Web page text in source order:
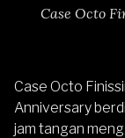
Case Octo
Case Octo
Anniversary
jam tangan